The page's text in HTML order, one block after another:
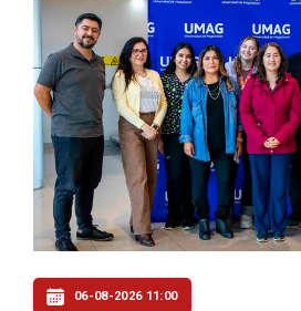
06-08-2026 11:00